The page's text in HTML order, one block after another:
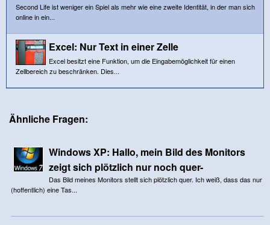
Second Life ist weniger ein Spiel als mehr wie eine zweite Identität, in der man sich
online in ein...
Excel: Nur Text in einer Zelle
Excel besitzt eine Funktion, um die Eingabemöglichkeit für einen
Zellbereich zu beschränken. Dies...
Ähnliche Fragen:
Windows XP: Hallo, mein Bild des Monitors
zeigt sich plötzlich nur noch quer-
Das Bild meines Monitors stellt sich plötzlich quer. Ich weiß, dass das nur
(hoffentlich) eine Tas...